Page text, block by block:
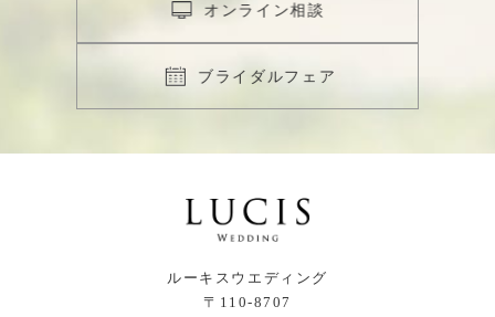
オンライン相談
ブライダルフェア
ルーキスウエディング
〒110-8707